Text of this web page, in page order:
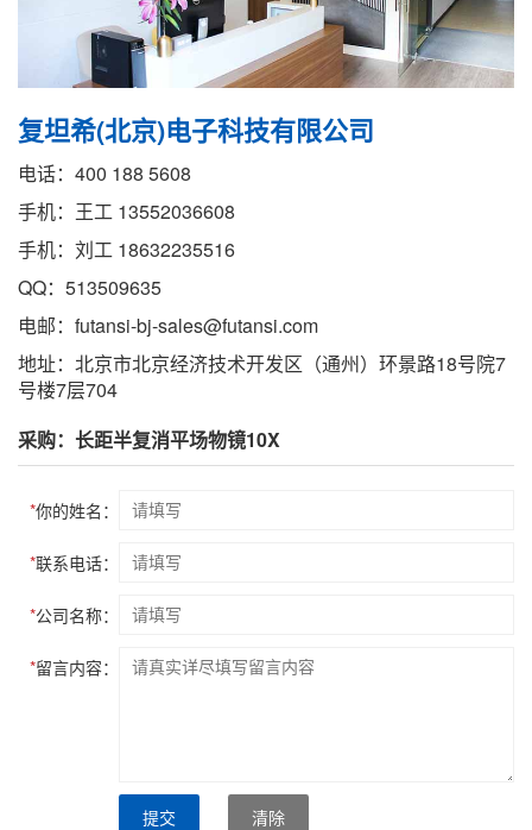
复坦希(北京)电子科技有限公司
电话：400 188 5608
手机：王工 13552036608
手机：刘工 18632235516
QQ：513509635
电邮：futansi-bj-sales@futansi.com
地址：北京市北京经济技术开发区（通州）环景路18号院7
号楼7层704
采购：长距半复消平场物镜10X
*你的姓名：
*联系电话：
*公司名称：
*留言内容：
提交 清除